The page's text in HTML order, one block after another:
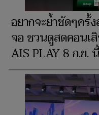
อยากจะย้ำชัดๆครั้
จอ ชวนดูสดคอนเ
AIS PLAY 8 ก.ย. นี้